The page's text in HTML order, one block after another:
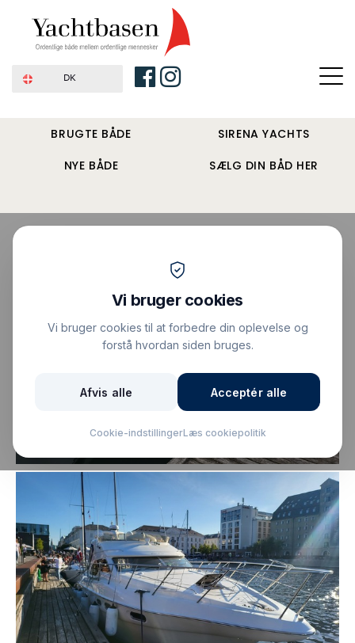
DK
BRUGTE BÅDE
NYE BÅDE
SIRENA YACHTS
SÆLG DIN BÅD HER